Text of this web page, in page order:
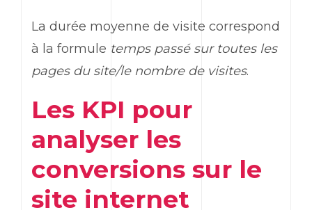
La durée moyenne de visite correspond
à la formule temps passé sur toutes les
pages du site/le nombre de visites.
Les KPI pour
analyser les
conversions sur le
site internet